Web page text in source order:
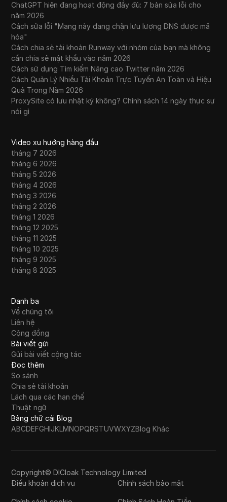
ChatGPT hiện đang hoạt động đầy đủ: 7 bản sửa lỗi cho
năm 2026
Cách sửa lỗi "Mạng này đang chặn lưu lượng DNS được mã
hóa"
Cách chia sẻ tài khoản Runway với nhóm của bạn mà không
cần chia sẻ mật khẩu vào năm 2026
Cách sử dụng Tìm kiếm Nâng cao Twitter năm 2026
Cách Quản Lý Nhiều Tài Khoản Trực Tuyến An Toàn và Hiệu
Quả Trong Năm 2026
ProxySite có lưu nhật ký không? Chính sách 14 ngày thực sự
nói gì
Video xu hướng hàng đầu
tháng 7 2026
tháng 6 2026
tháng 5 2026
tháng 4 2026
tháng 3 2026
tháng 2 2026
tháng 1 2026
tháng 12 2025
tháng 11 2025
tháng 10 2025
tháng 9 2025
tháng 8 2025
Danh bạ
Về chúng tôi
Liên hệ
Cộng đồng
Bài viết gửi
Gửi bài viết cộng tác
Đọc thêm
So sánh
Chia sẻ tài khoản
Lách qua các hạn chế
Thuật ngữ
Bảng chữ cái Blog
ABCDEFGHIJKLMNOPQRSTUVWXYZBlog Khác
Copyright© DICloak Technology Limited
Điều khoản dịch vụ
Chính sách bảo mật